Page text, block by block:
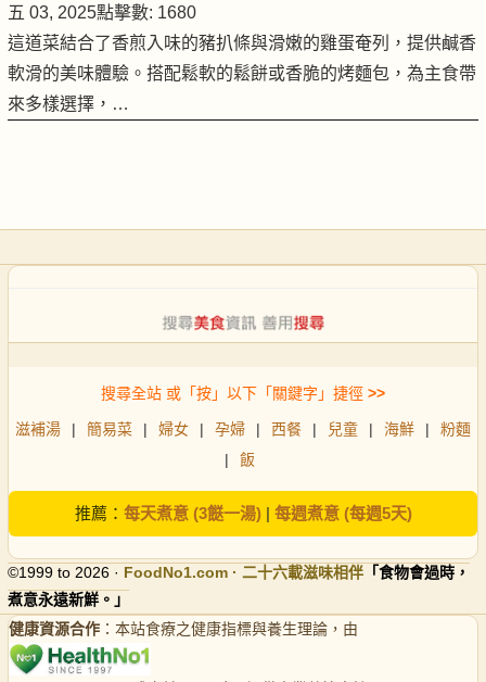
五 03, 2025點擊數: 1680
這道菜結合了香煎入味的豬扒條與滑嫩的雞蛋奄列，提供鹹香
軟滑的美味體驗。搭配鬆軟的鬆餅或香脆的烤麵包，為主食帶
來多樣選擇，…
搜尋全站 或「按」以下「關鍵字」捷徑 >>
滋補湯 | 簡易菜 | 婦女 | 孕婦 | 西餐 | 兒童 | 海鮮 |
粉麵
|
飯
推薦： 每天煮意 (3餸一湯)| 每週煮意 (每週5天)
©1999 to 2026 · FoodNo1.com · 二十六載滋味相伴 「食物會過時，
煮意永遠新鮮。」
健康資源合作 ：本站食療之健康指標與養生理論，由